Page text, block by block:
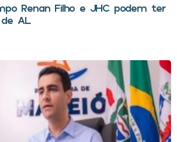
Renan Filho e JHC podem ter
AL